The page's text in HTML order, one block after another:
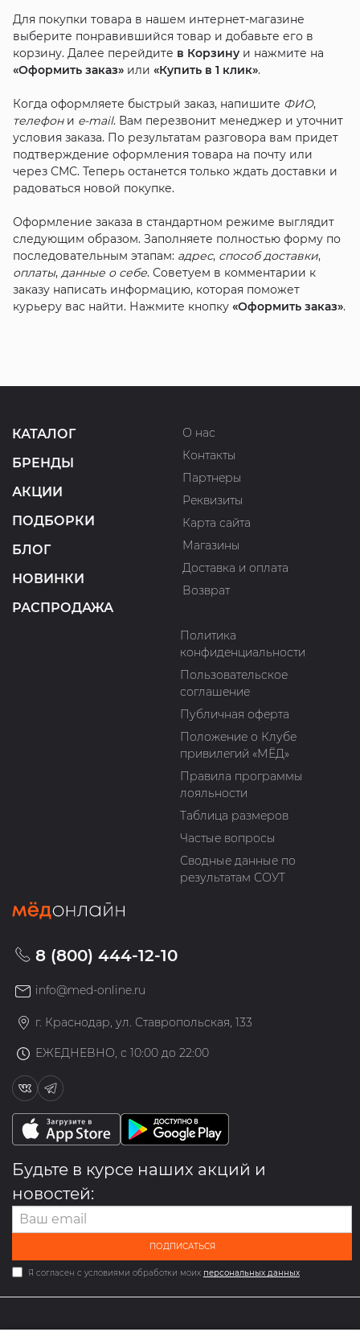
Для покупки товара в нашем интернет-магазине
выберите понравившийся товар и добавьте его в
корзину. Далее перейдите в Корзинуи нажмите на
«Оформить заказ»или «Купить в 1 клик».
Когда оформляете быстрый заказ, напишите ФИО,
телефони e-mail. Вам перезвонит менеджер и уточнит
условия заказа. По результатам разговора вам придет
подтверждение оформления товара на почту или
через СМС. Теперь останется только ждать доставки и
радоваться новой покупке.
Оформление заказа в стандартном режиме выглядит
следующим образом. Заполняете полностью форму по
последовательным этапам: адрес, способ доставки,
оплаты, данные о себе. Советуем в комментарии к
заказу написать информацию, которая поможет
курьеру вас найти. Нажмите кнопку «Оформить заказ».
КАТАЛОГ
БРЕНДЫ
АКЦИИ
ПОДБОРКИ
БЛОГ
НОВИНКИ
РАСПРОДАЖА
О нас
Контакты
Партнеры
Реквизиты
Карта сайта
Магазины
Доставка и оплата
Возврат
Политика
конфиденциальности
Пользовательское
соглашение
Публичная оферта
Положение о Клубе
привилегий «МЁД»
Правила программы
лояльности
Таблица размеров
Частые вопросы
Сводные данные по
результатам СОУТ
8 (800) 444-12-10
info@med-online.ru
г. Краснодар, ул. Ставропольская, 133
ЕЖЕДНЕВНО, с 10:00 до 22:00
Будьте в курсе наших акций и
новостей:
ПОДПИСАТЬСЯ
Я согласен с условиями обработки моих персональных данных